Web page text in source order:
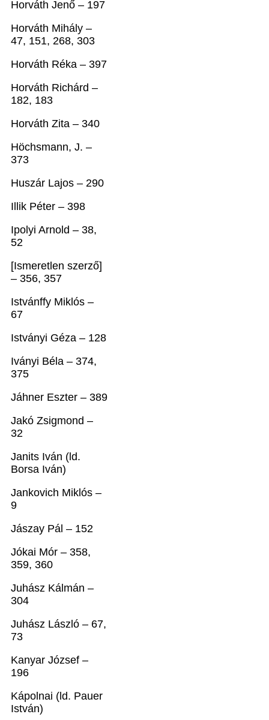
Horváth Jenő – 197
Horváth Mihály –
47, 151, 268, 303
Horváth Réka – 397
Horváth Richárd –
182, 183
Horváth Zita – 340
Höchsmann, J. –
373
Huszár Lajos – 290
Illik Péter – 398
Ipolyi Arnold – 38,
52
[Ismeretlen szerző]
– 356, 357
Istvánffy Miklós –
67
Istványi Géza – 128
Iványi Béla – 374,
375
Jáhner Eszter – 389
Jakó Zsigmond –
32
Janits Iván (ld.
Borsa Iván)
Jankovich Miklós –
9
Jászay Pál – 152
Jókai Mór – 358,
359, 360
Juhász Kálmán –
304
Juhász László – 67,
73
Kanyar József –
196
Kápolnai (ld. Pauer
István)